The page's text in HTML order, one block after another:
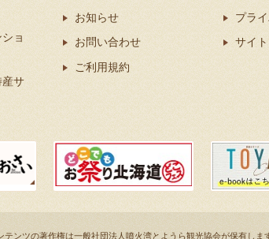
ョ
サ
お知らせ
お問い合わせ
ご利用規約
プラ
サイ
ツの著作権は一般社団法人噴火湾とようら観光協会が保有しま